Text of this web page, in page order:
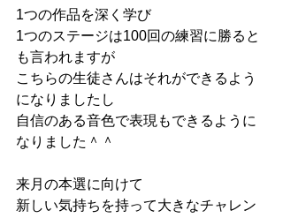
1つの作品を深く学び
1つのステージは100回の練習に勝ると
も言われますが
こちらの生徒さんはそれができるよう
になりましたし
自信のある音色で表現もできるように
なりました＾＾
来月の本選に向けて
新しい気持ちを持って大きなチャレン